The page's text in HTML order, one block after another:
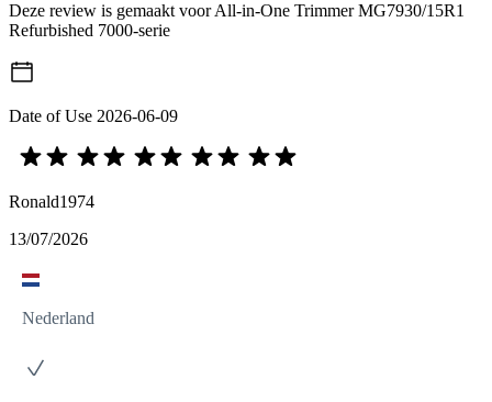
Deze review is gemaakt voor All-in-One Trimmer MG7930/15R1
Refurbished 7000-serie
Date of Use 2026-06-09
Ronald1974
13/07/2026
Nederland